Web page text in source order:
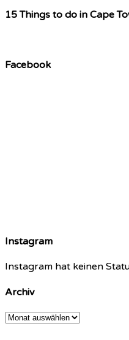
15 Things to do in Cape
Facebook
Instagram
Instagram hat keinen
Archiv
Archiv